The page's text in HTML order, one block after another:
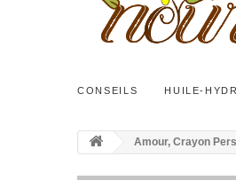
CONSEILS HUILE-
Amour, Crayon